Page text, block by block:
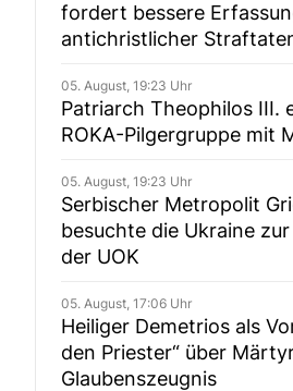
fordert bessere
antichristlicher
05. August, 19:23 Uhr
Patriarch Theophilos III.
ROKA-Pilgergruppe mit
05. August, 19:23 Uhr
Serbischer Metropolit
besuchte die Ukraine
der UOK
05. August, 17:06 Uhr
Heiliger Demetrios als
den Priester“ über
Glaubenszeugnis